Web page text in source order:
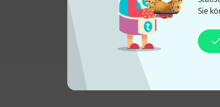
Sie